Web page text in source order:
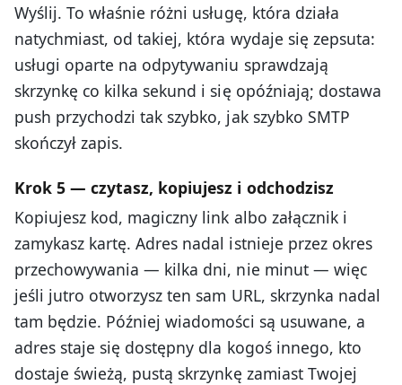
Wyślij. To właśnie różni usługę, która działa
natychmiast, od takiej, która wydaje się zepsuta:
usługi oparte na odpytywaniu sprawdzają
skrzynkę co kilka sekund i się opóźniają; dostawa
push przychodzi tak szybko, jak szybko SMTP
skończył zapis.
Krok 5 — czytasz, kopiujesz i odchodzisz
Kopiujesz kod, magiczny link albo załącznik i
zamykasz kartę. Adres nadal istnieje przez okres
przechowywania — kilka dni, nie minut — więc
jeśli jutro otworzysz ten sam URL, skrzynka nadal
tam będzie. Później wiadomości są usuwane, a
adres staje się dostępny dla kogoś innego, kto
dostaje świeżą, pustą skrzynkę zamiast Twojej